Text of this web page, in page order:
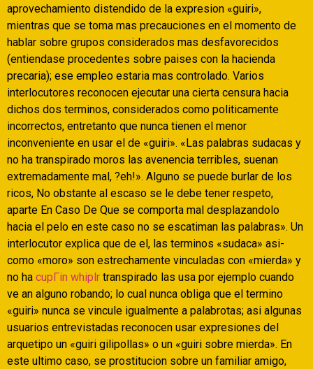
aprovechamiento distendido de la expresion «guiri»,
mientras que se toma mas precauciones en el momento de
hablar sobre grupos considerados mas desfavorecidos
(entiendase procedentes sobre paises con la hacienda
precaria); ese empleo estaria mas controlado. Varios
interlocutores reconocen ejecutar una cierta censura hacia
dichos dos terminos, considerados como politicamente
incorrectos, entretanto que nunca tienen el menor
inconveniente en usar el de «guiri». «Las palabras sudacas y
no ha transpirado moros las avenencia terribles, suenan
extremadamente mal, ?eh!». Alguno se puede burlar de los
ricos, No obstante al escaso se le debe tener respeto,
aparte En Caso De Que se comporta mal desplazandolo
hacia el pelo en este caso no se escatiman las palabras». Un
interlocutor explica que de el, las terminos «sudaca» asi­
como «moro» son estrechamente vinculadas con «mierda» y
no ha cupГіn whiplr transpirado las usa por ejemplo cuando
ve an alguno robando; lo cual nunca obliga que el termino
«guiri» nunca se vincule igualmente a palabrotas; asi algunas
usuarios entrevistadas reconocen usar expresiones del
arquetipo un «guiri gilipollas» o un «guiri sobre mierda». En
este ultimo caso, se prostitucion sobre un familiar amigo,